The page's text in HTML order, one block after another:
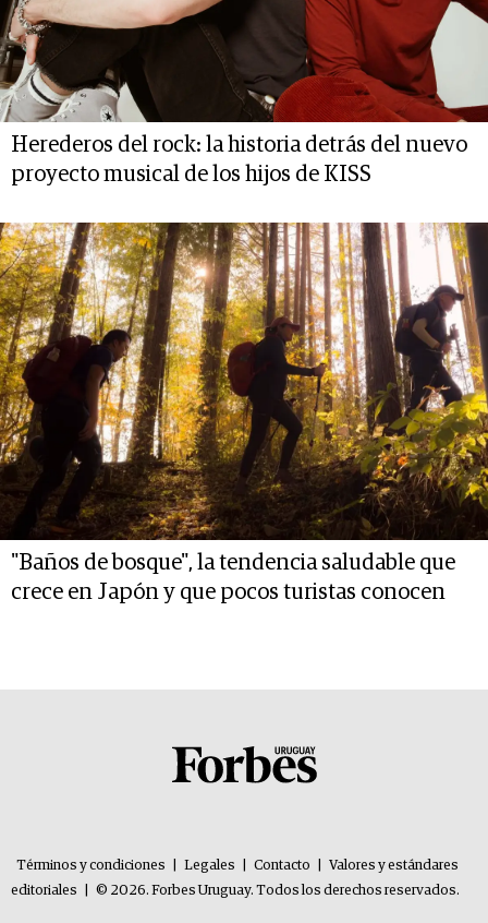
Herederos del rock: la historia detrás del nuevo
proyecto musical de los hijos de KISS
"Baños de bosque", la tendencia saludable que
crece en Japón y que pocos turistas conocen
Términos y condiciones Legales Contacto
Valores y estándares
editoriales
© 2026. Forbes Uruguay. Todos los derechos reservados.